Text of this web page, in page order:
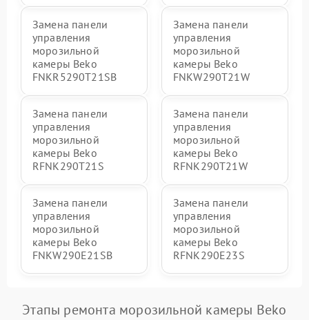
Замена панели
управления
морозильной
камеры Beko
FNKR5290T21SB
Замена панели
управления
морозильной
камеры Beko
FNKW290T21W
Замена панели
управления
морозильной
камеры Beko
RFNK290T21S
Замена панели
управления
морозильной
камеры Beko
RFNK290T21W
Замена панели
управления
морозильной
камеры Beko
FNKW290E21SB
Замена панели
управления
морозильной
камеры Beko
RFNK290E23S
Этапы ремонта морозильной камеры Beko